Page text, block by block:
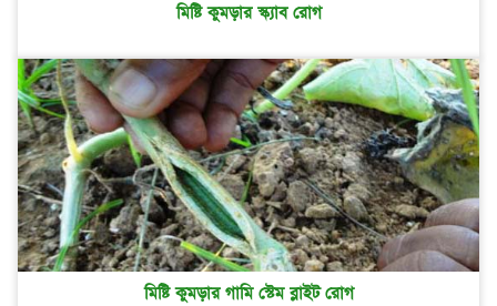
মিষ্টি কুমড়ার স্ক্যাব রোগ
মিষ্টি কুমড়ার গামি স্টেম ব্লাইট রোগ